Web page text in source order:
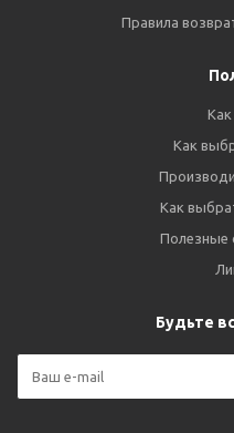
Правила
Как
Как
Как
Полезные
Будьте